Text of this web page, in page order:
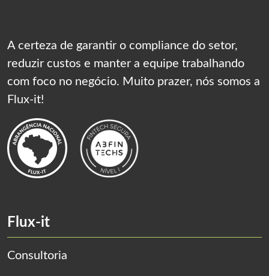
A certeza de garantir o compliance do setor,
reduzir custos e manter a equipe trabalhando
com foco no negócio. Muito prazer, nós somos a
Flux-it!
Flux-it
Consultoria